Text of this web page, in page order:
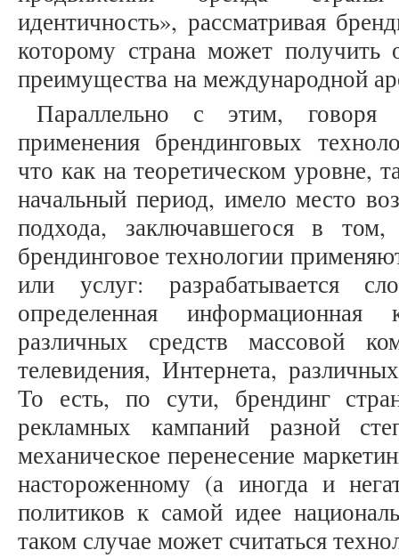
идентичность», рассматривая
которому страна может получить
преимущества на международной
Параллельно с этим, говоря
применения брендинговых
что как на теоретическом уровне,
начальный период, имело место
подхода, заключавшегося в
брендинговое технологии
или услуг: разрабатывается
определенная
различных средств массовой
телевидения, Интернета,
То есть, по сути, брендинг
рекламных кампаний разной
механическое перенесение
настороженному (а иногда и
политиков к самой идее
таком случае может считаться